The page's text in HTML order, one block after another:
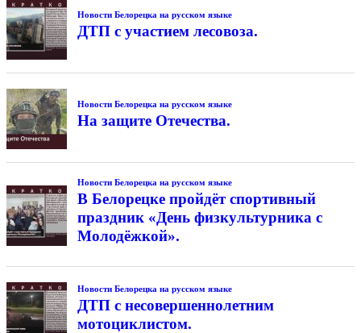
Новости Белорецка на русском языке
ДТП с участием лесовоза.
Новости Белорецка на русском языке
На защите Отечества.
Новости Белорецка на русском языке
В Белорецке пройдёт спортивный
праздник «День физкультурника с
Молодёжкой».
Новости Белорецка на русском языке
ДТП с несовершеннолетним
мотоциклистом.